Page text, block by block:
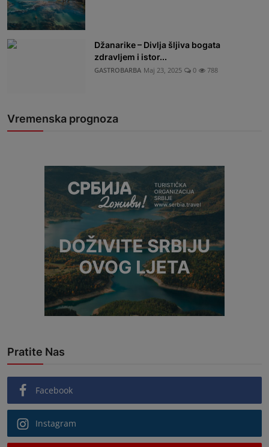
Džanarike – Divlja šljiva bogata
zdravljem i istor...
GASTROBARBA Maj 23, 2025 0 788
Vremenska prognoza
Pratite Nas
Facebook
Instagram